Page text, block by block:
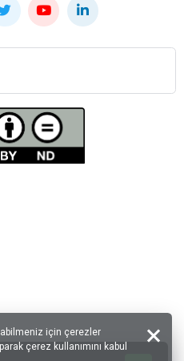
için çerezler
çerez kullanımını kabul